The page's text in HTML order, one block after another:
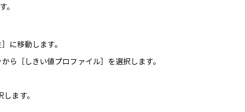
。
に移動します。
ら［しきい値プロファイル］を選択します。
ます。